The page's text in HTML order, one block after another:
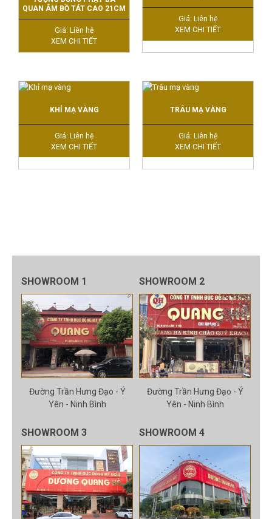
QUAN ÂM BỒ TÁT CAO 21CM
Giá: Liên hệ
XEM CHI TIẾT
Giá: Liên hệ
XEM CHI TIẾT
KHỈ MẠ VÀNG
Giá: Liên hệ
XEM CHI TIẾT
TRÂU MẠ VÀNG
Giá: Liên hệ
XEM CHI TIẾT
SHOWROOM 1
Đường Trần Hưng Đạo - Ý
Yên - Ninh Bình
SHOWROOM 2
Đường Trần Hưng Đạo - Ý
Yên - Ninh Bình
SHOWROOM 3 SHOWROOM 4